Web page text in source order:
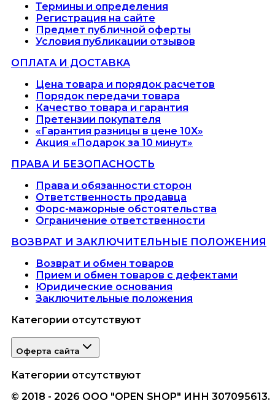
Термины и определения
Регистрация на сайте
Предмет публичной оферты
Условия публикации отзывов
ОПЛАТА И ДОСТАВКА
Цена товара и порядок расчетов
Порядок передачи товара
Качество товара и гарантия
Претензии покупателя
«Гарантия разницы в цене 10X»
Акция «Подарок за 10 минут»
ПРАВА И БЕЗОПАСНОСТЬ
Права и обязанности сторон
Ответственность продавца
Форс-мажорные обстоятельства
Ограничение ответственности
ВОЗВРАТ И ЗАКЛЮЧИТЕЛЬНЫЕ ПОЛОЖЕНИЯ
Возврат и обмен товаров
Прием и обмен товаров с дефектами
Юридические основания
Заключительные положения
Категории отсутствуют
Оферта сайта
Категории отсутствуют
© 2018 - 2026 ООО "OPEN SHOP" ИНН 307095613.